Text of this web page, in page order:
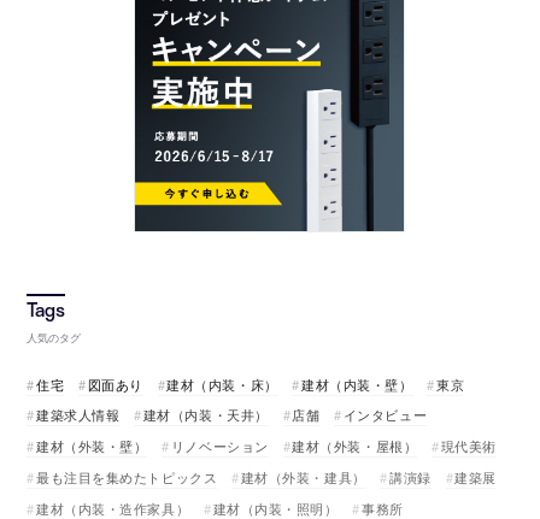
人気のタグ
住宅 図面あり 建材（内装・床） 建材（内装・壁）
東京
建築求人情報
建材（内装・天井） 店舗
インタビュー
建材（外装・壁）
リノベーション 建材（外装・屋根）
現代美術
最も注目を集めたトピックス
建材（外装・建具） 講演録
建築展
建材（内装・造作家具）
建材（内装・照明）
事務所